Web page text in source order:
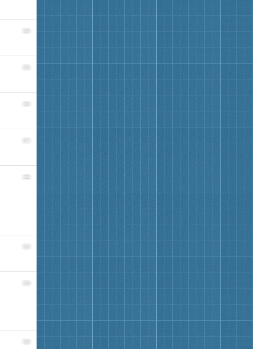
28
29
30
31
32
33
34
35